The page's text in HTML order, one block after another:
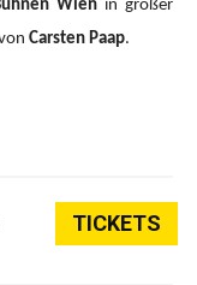
Wien in großer
Carsten Paap.
TICKETS